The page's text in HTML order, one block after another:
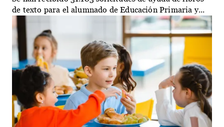
de texto para el alumnado de Educación Primaria y...